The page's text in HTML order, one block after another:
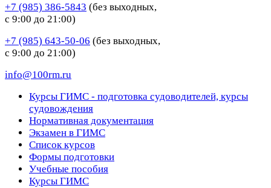
+7 (985) 386-5843 (без выходных,
с 9:00 до 21:00)
+7 (985) 643-50-06 (без выходных,
с 9:00 до 21:00)
info@100rm.ru
Курсы ГИМС - подготовка судоводителей, курсы
судовождения
Нормативная документация
Экзамен в ГИМС
Список курсов
Формы подготовки
Учебные пособия
Курсы ГИМС